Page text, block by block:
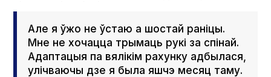
Але я ўжо не ўстаю а шостай раніцы.
Мне не хочацца трымаць рукі за спінай.
Адаптацыя па вялікім рахунку адбылася,
улічваючы дзе я была яшчэ месяц таму.